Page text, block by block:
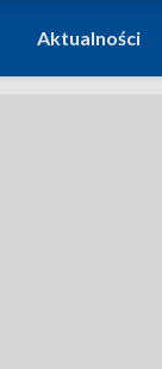
Aktualności